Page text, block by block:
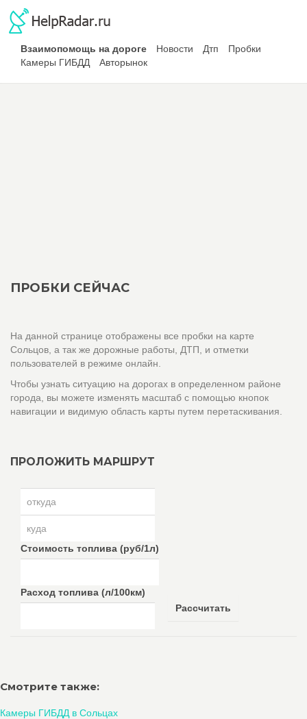
Взаимопомощь на дороге Новости Дтп
Пробки
Камеры ГИБДД
Авторынок
ПРОБКИ СЕЙЧАС
На данной странице отображены все пробки на карте
Сольцов, а так же дорожные работы, ДТП, и отметки
пользователей в режиме онлайн.
Чтобы узнать ситуацию на дорогах в определенном районе
города, вы можете изменять масштаб с помощью кнопок
навигации и видимую область карты путем перетаскивания.
ПРОЛОЖИТЬ МАРШРУТ
Стоимость топлива (руб/1л)
Расход топлива (л/100км)
Рассчитать
Смотрите также:
Камеры ГИБДД в Сольцах